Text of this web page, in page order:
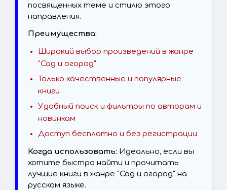
посвященных теме и стилю этого
направления.
Преимущества:
Широкий выбор произведений в жанре
"Сад и огород"
Только качественные и популярные
книги
Удобный поиск и фильтры по авторам и
новинкам
Доступ бесплатно и без регистрации
Когда использовать: Идеально, если вы
хотите быстро найти и прочитать
лучшие книги в жанре "Сад и огород" на
русском языке.